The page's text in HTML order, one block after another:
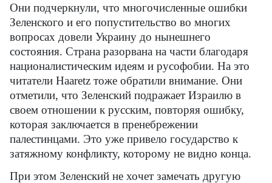
Они подчеркнули, что многочисленные ошибки
Зеленского и его попустительство во многих
вопросах довели Украину до нынешнего
состояния. Страна разорвана на части благодаря
националистическим идеям и русофобии. На это
читатели Haaretz тоже обратили внимание. Они
отметили, что Зеленский подражает Израилю в
своем отношении к русским, повторяя ошибку,
которая заключается в пренебрежении
палестинцами. Это уже привело государство к
затяжному конфликту, которому не видно конца.
При этом Зеленский не хочет замечать другую